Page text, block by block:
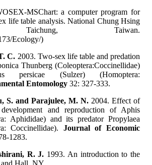
MSChart: a computer program for
life table analysis. National Chung Hsing
Taichung, Taiwan.
Ecology/)
C. 2003. Two-sex life table and predation
Thunberg (Coleoptera:Coccinellidae)
(Sulzer) (Homoptera:
Entomology 32: 327-333.
S. and Parajulee, M. N. 2004. Effect of
and reproduction of Aphis
Aphididae) and its predator Propylaea
Coccinellidae). Journal of Economic
1283.
R. J. 1993. An introduction to the
Hall, NY.